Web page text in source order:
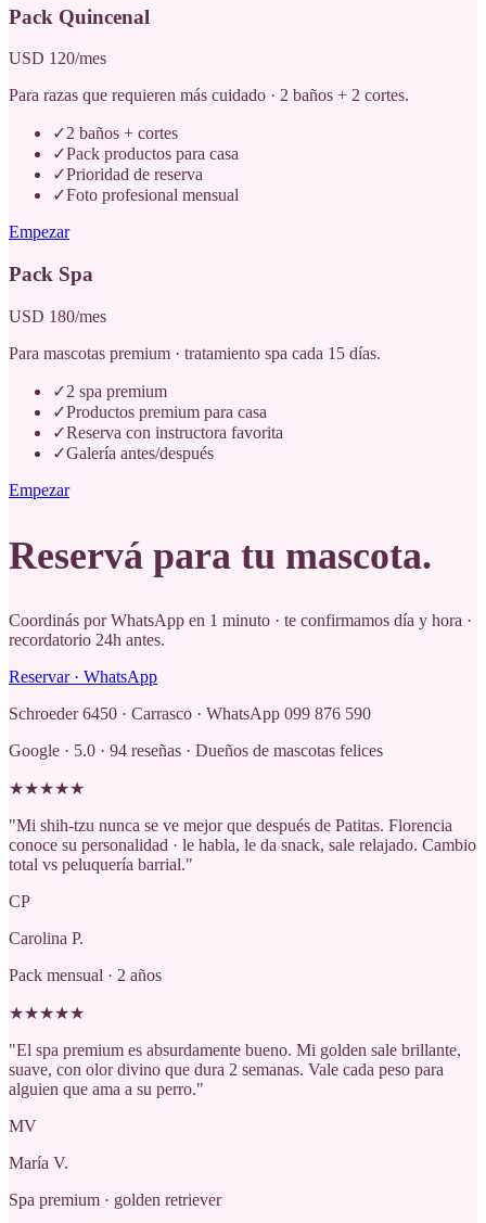
Pack Quincenal
USD 120/mes
Para razas que requieren más cuidado · 2 baños + 2 cortes.
✓2 baños + cortes
✓Pack productos para casa
✓Prioridad de reserva
✓Foto profesional mensual
Empezar
Pack Spa
USD 180/mes
Para mascotas premium · tratamiento spa cada 15 días.
✓2 spa premium
✓Productos premium para casa
✓Reserva con instructora favorita
✓Galería antes/después
Empezar
Reservá para tu mascota.
Coordinás por WhatsApp en 1 minuto · te confirmamos día y hora ·
recordatorio 24h antes.
Reservar · WhatsApp
Schroeder 6450 · Carrasco · WhatsApp 099 876 590
Google · 5.0 · 94 reseñas · Dueños de mascotas felices
★★★★★
"Mi shih-tzu nunca se ve mejor que después de Patitas. Florencia
conoce su personalidad · le habla, le da snack, sale relajado. Cambio
total vs peluquería barrial."
CP
Carolina P.
Pack mensual · 2 años
★★★★★
"El spa premium es absurdamente bueno. Mi golden sale brillante,
suave, con olor divino que dura 2 semanas. Vale cada peso para
alguien que ama a su perro."
MV
María V.
Spa premium · golden retriever